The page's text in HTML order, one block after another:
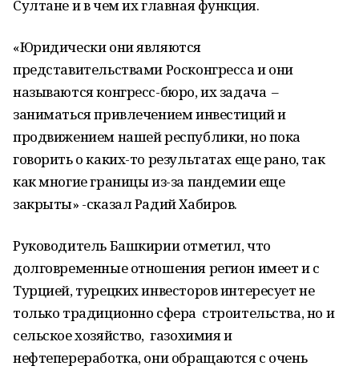
Султане и в чем их главная функция.
«Юридически они являются
представительствами Росконгресса и они
называются конгресс-бюро, их задача –
заниматься привлечением инвестиций и
продвижением нашей республики, но пока
говорить о каких-то результатах еще рано, так
как многие границы из-за пандемии еще
закрыты» -сказал Радий Хабиров.
Руководитель Башкирии отметил, что
долговременные отношения регион имеет и с
Турцией, турецких инвесторов интересует не
только традиционно сфера строительства, но и
сельское хозяйство, газохимия и
нефтепереработка, они обращаются с очень